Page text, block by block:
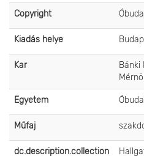
Copyright
Kiadás helye
Kar
Bánki
Egyetem
Műfaj
dc.description.collection